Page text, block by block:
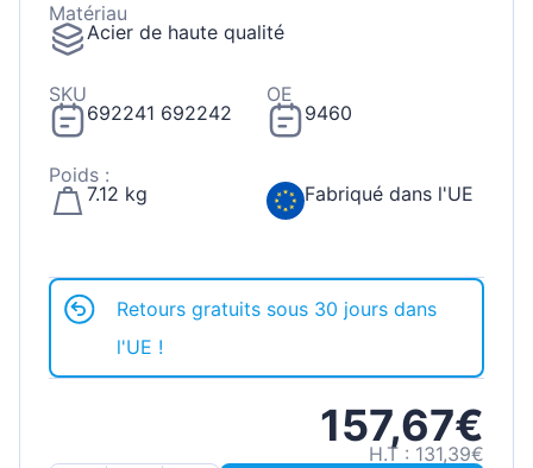
Matériau
Acier de haute qualité
SKU
692241 692242
OE
9460
Poids :
7.12 kg
Fabriqué dans l'UE
Retours gratuits sous 30 jours dans
l'UE !
157,67€
H.T : 131,39€